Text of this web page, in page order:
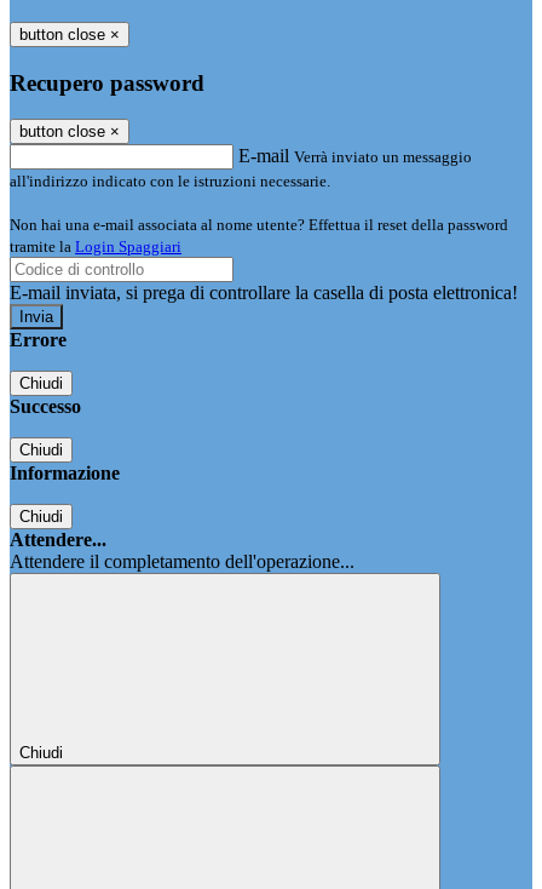
button close ×
Recupero password
button close ×
E-mail Verrà inviato un messaggio
all'indirizzo indicato con le istruzioni necessarie.
Non hai una e-mail associata al nome utente? Effettua il reset della password
tramite la Login Spaggiari
E-mail inviata, si prega di controllare la casella di posta elettronica!
Errore
Chiudi
Successo
Chiudi
Informazione
Chiudi
Attendere...
Attendere il completamento dell'operazione...
Chiudi